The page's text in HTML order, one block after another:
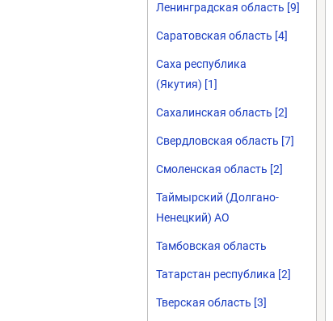
Ленинградская область [9]
Саратовская область [4]
Саха республика
(Якутия) [1]
Сахалинская область [2]
Свердловская область [7]
Смоленская область [2]
Таймырский (Долгано-
Ненецкий) АО
Тамбовская область
Татарстан республика [2]
Тверская область [3]